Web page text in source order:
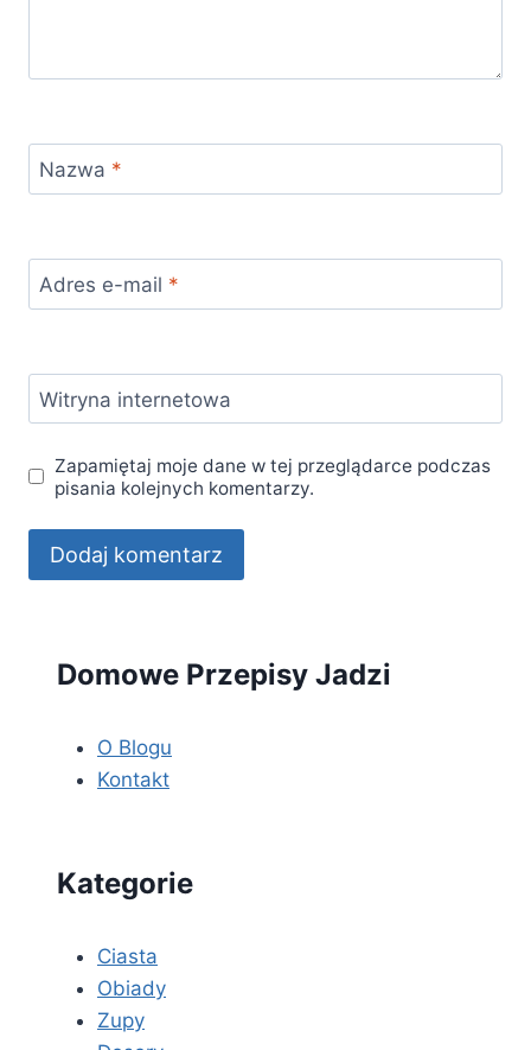
Nazwa *
Adres e-mail *
Witryna internetowa
Zapamiętaj moje dane w tej przeglądarce podczas
pisania kolejnych komentarzy.
Domowe Przepisy Jadzi
O Blogu
Kontakt
Kategorie
Ciasta
Obiady
Zupy